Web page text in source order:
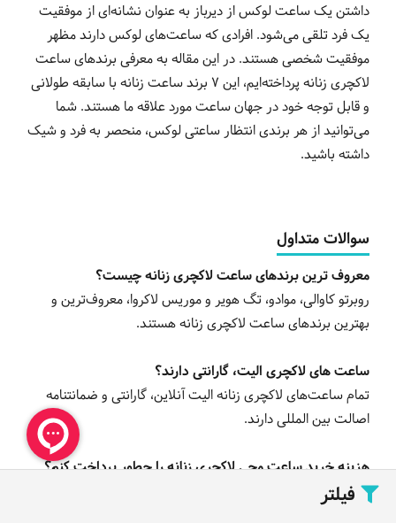
فیلتر
داشتن یک ساعت لوکس از دیرباز به عنوان نشانه‌ای از موفقیت
یک فرد تلقی می‌شود. افرادی که ساعت‌های لوکس دارند مظهر
موفقیت شخصی هستند. در این مقاله به معرفی برندهای ساعت
لاکچری زنانه پرداخته‌ایم، این 7 برند ساعت زنانه با سابقه طولانی
و قابل توجه خود در جهان ساعت مورد علاقه ما هستند. شما
می‌توانید از هر برندی انتظار ساعتی لوکس، منحصر به فرد و شیک
داشته باشید.
سوالات متداول
معروف ترین برندهای ساعت لاکچری زنانه چیست؟
روبرتو کاوالی، موادو، تگ هویر و موریس لاکروا، معروف‌ترین و
بهترین برندهای ساعت لاکچری زنانه هستند.
ساعت های لاکچری الیت، گارانتی دارند؟
تمام ساعت‌های لاکچری زنانه الیت آنلاین، گارانتی و ضمانتنامه
اصالت بین المللی دارند.
هزینه خرید ساعت مچی لاکچری زنانه را چطور پرداخت کنم؟
در الیت آنلاین، امکان پرداخت نقدی و با کارت بانکی در محل و